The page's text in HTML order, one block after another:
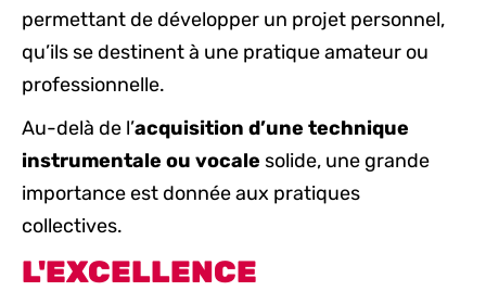
permettant de développer un projet personnel,
qu’ils se destinent à une pratique amateur ou
professionnelle.
Au-delà de l’acquisition d’une technique
instrumentale ou vocale solide, une grande
importance est donnée aux pratiques
collectives.
L'EXCELLENCE